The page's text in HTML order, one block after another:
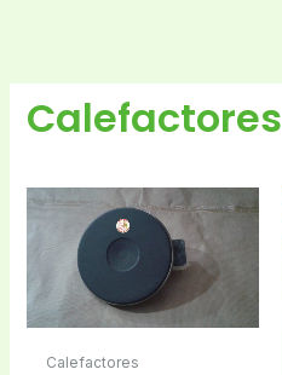
Calefactores
Calefactores